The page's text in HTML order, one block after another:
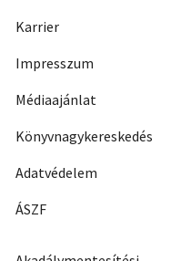
Karrier
Impresszum
Médiaajánlat
Könyvnagykereskedés
Adatvédelem
ÁSZF